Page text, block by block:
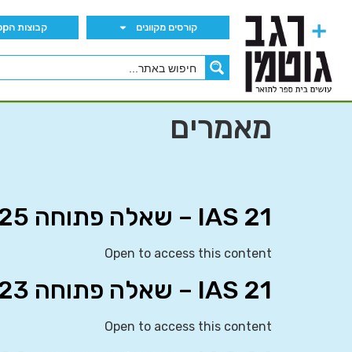
קורסים מקוונים קבוצות הWhatsApp
מאמרים
IAS 21 – שאלה פתוחה 25
Open to access this content
IAS 21 – שאלה פתוחה 23
Open to access this content